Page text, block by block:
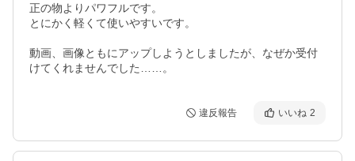
正の物よりパワフルです。
とにかく軽くて使いやすいです。
動画、画像ともにアップしようとしましたが、なぜか受付
けてくれませんでした……。
違反報告 いいね 2